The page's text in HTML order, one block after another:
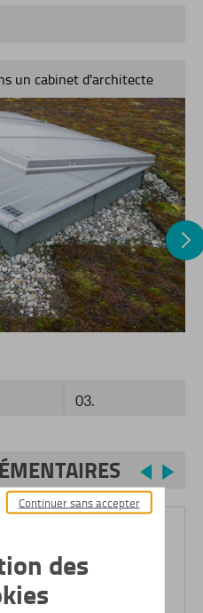
03.
un cabinet d'architecte
des
Continuer sans accepter